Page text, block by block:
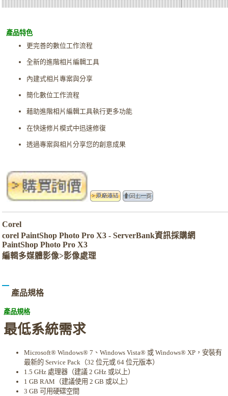
產品特色
更完善的數位工作流程
全新的進階相片編輯工具
內建式相片專案與分享
簡化數位工作流程
藉助進階相片編輯工具執行更多功能
在快速修片模式中迅速修復
透過專案與相片分享您的創意成果
Corel
corel PaintShop Photo Pro X3 - ServerBank資訊採購網
PaintShop Photo Pro X3
編輯多媒體影像>影像處理
產品規格
產品規格
最低系統需求
Microsoft® Windows® 7、Windows Vista® 或 Windows® XP，安裝有
最新的 Service Pack（32 位元或 64 位元版本）
1.5 GHz 處理器（建議 2 GHz 或以上）
1 GB RAM（建議使用 2 GB 或以上）
3 GB 可用硬碟空間